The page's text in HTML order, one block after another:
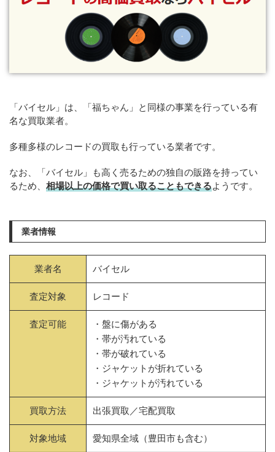
「バイセル」は、「福ちゃん」と同様の事業を行っている有
名な買取業者。
多種多様のレコードの買取も行っている業者です。
なお、「バイセル」も高く売るための独自の販路を持ってい
るため、 相場以上の価格で買い取ることもできるようです。
業者情報
業者名 バイセル
査定対象 レコード
査定可能
・盤に傷がある
・帯が汚れている
・帯が破れている
・ジャケットが折れている
・ジャケットが汚れている
買取方法 出張買取／宅配買取
対象地域 愛知県全域（豊田市も含む）